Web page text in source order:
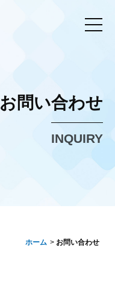
お問い合わせ
INQUIRY
ホーム お問い合わせ